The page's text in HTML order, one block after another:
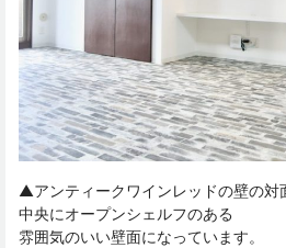
▲アンティークワインレッドの壁の対
中央にオープンシェルフのある
雰囲気のいい壁面になっています。